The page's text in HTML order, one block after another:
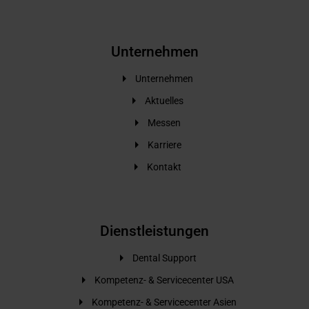
Unternehmen
Unternehmen
Aktuelles
Messen
Karriere
Kontakt
Dienstleistungen
Dental Support
Kompetenz- & Servicecenter USA
Kompetenz- & Servicecenter Asien